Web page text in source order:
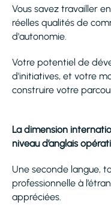
Vous savez travailler
réelles qualités de
d'autonomie.
Votre potentiel de
d'initiatives, et votre
construire votre
La dimension
niveau d’anglais
Une seconde langue,
professionnelle à
appréciées.